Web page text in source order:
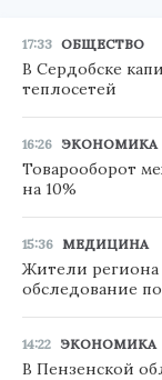
17:33 ОБЩЕСТВО
В Сердобске
теплосетей
16:26 ЭКОНОМИКА
Товарооборот
на 10%
15:36 МЕДИЦИНА
Жители региона
обследование
14:22 ЭКОНОМИКА
В Пензенской